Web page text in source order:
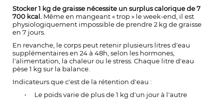
Stocker 1 kg de graisse nécessite un surplus calorique de 7
700 kcal. Même en mangeant « trop » le week-end, il est
physiologiquement impossible de prendre 2 kg de graisse
en 7 jours.
En revanche, le corps peut retenir plusieurs litres d'eau
supplémentaires en 24 à 48h, selon les hormones,
l'alimentation, la chaleur ou le stress. Chaque litre d'eau
pèse 1 kg sur la balance.
Indicateurs que c'est de la rétention d'eau :
•
Le poids varie de plus de 1 kg d'un jour à l'autre